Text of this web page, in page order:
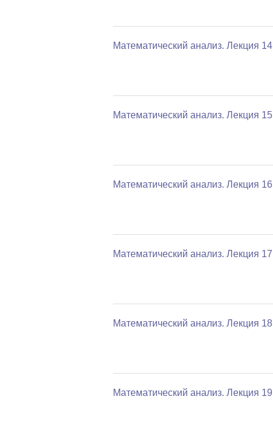
Математический анализ. Лекция 14
Математический анализ. Лекция 15
Математический анализ. Лекция 16
Математический анализ. Лекция 17
Математический анализ. Лекция 18
Математический анализ. Лекция 19